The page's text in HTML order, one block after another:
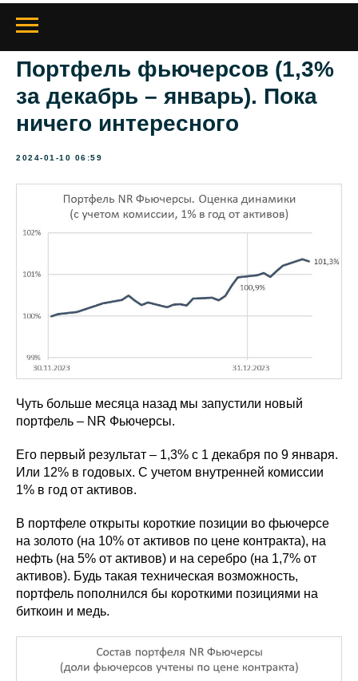
Портфель фьючерсов (1,3%
за декабрь – январь). Пока
ничего интересного
2024-01-10 06:59
Чуть больше месяца назад мы запустили новый
портфель – NR Фьючерсы.
Его первый результат – 1,3% с 1 декабря по 9 января.
Или 12% в годовых. С учетом внутренней комиссии
1% в год от активов.
В портфеле открыты короткие позиции во фьючерсе
на золото (на 10% от активов по цене контракта), на
нефть (на 5% от активов) и на серебро (на 1,7% от
активов). Будь такая техническая возможность,
портфель пополнился бы короткими позициями на
биткоин и медь.